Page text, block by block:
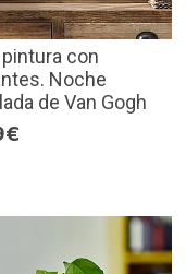
con
Noche
de Van Gogh